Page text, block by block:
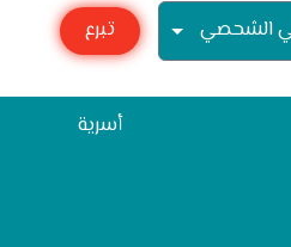
الشحصي
تبرع
أسرية